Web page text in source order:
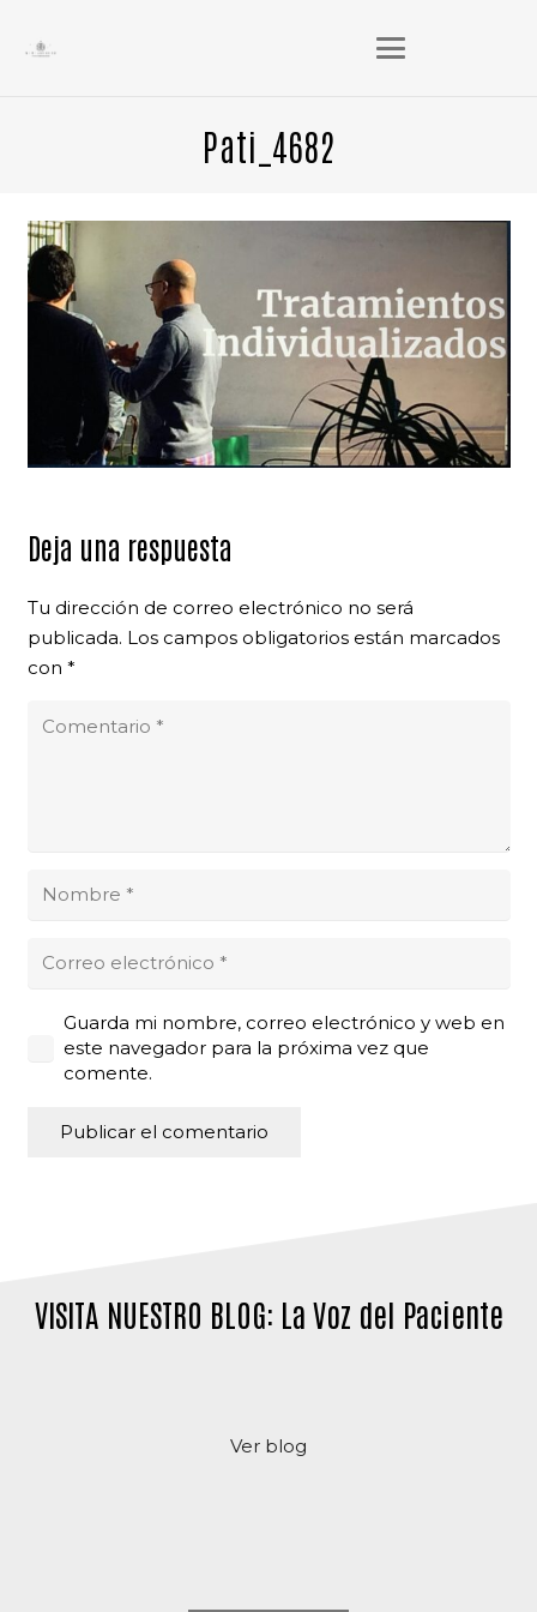
Pati_4682
Deja una respuesta
Tu dirección de correo electrónico no será
publicada. Los campos obligatorios están marcados
con *
Guarda mi nombre, correo electrónico y web en
este navegador para la próxima vez que
comente.
Publicar el comentario
VISITA NUESTRO BLOG: La Voz del Paciente
Ver blog